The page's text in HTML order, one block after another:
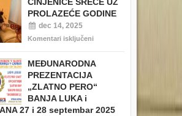
PROLAZEĆE GODINE
dec 14, 2025
Komentari isključeni
MEĐUNARODNA
PREZENTACIJA
„ZLATNO PERO“
BANJA LUKA i
27 i 28 septembar 2025